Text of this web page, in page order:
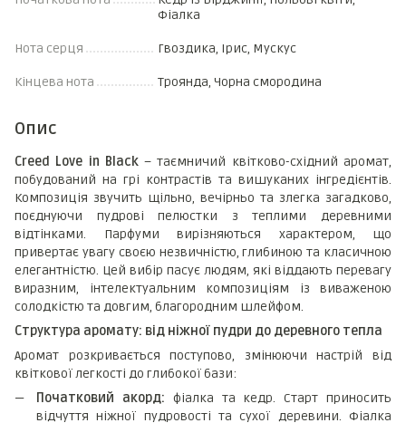
Фіалка
Нота серця Гвоздика, Ірис, Мускус
Кінцева нота Троянда, Чорна смородина
Опис
Creed Love in Black– таємничий квітково-східний аромат,
побудований на грі контрастів та вишуканих інгредієнтів.
Композиція звучить щільно, вечірньо та злегка загадково,
поєднуючи пудрові пелюстки з теплими деревними
відтінками. Парфуми вирізняються характером, що
привертає увагу своєю незвичністю, глибиною та класичною
елегантністю. Цей вибір пасує людям, які віддають перевагу
виразним, інтелектуальним композиціям із виваженою
солодкістю та довгим, благородним шлейфом.
Структура аромату: від ніжної пудри до деревного тепла
Аромат розкривається поступово, змінюючи настрій від
квіткової легкості до глибокої бази:
Початковий акорд: фіалка та кедр. Старт приносить
відчуття ніжної пудровості та сухої деревини. Фіалка